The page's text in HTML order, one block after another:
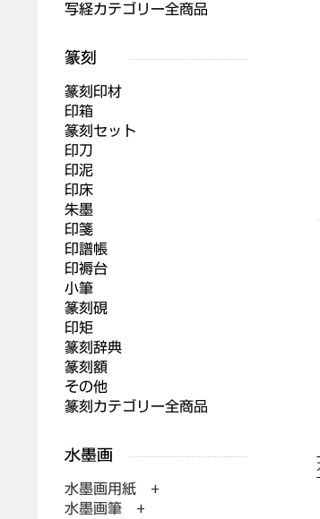
¥ 2,700
写経カテゴリー全商品
篆刻印材
印箱
篆刻セット
印刀
印泥
印床
朱墨
印箋
印譜帳
印褥台
小筆
篆刻硯
印矩
篆刻辞典
篆刻額
その他
篆刻カテゴリー全商品
水墨画用紙 +
水墨画筆 +